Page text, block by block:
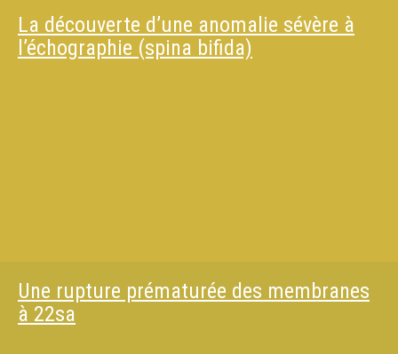
La découverte d’une anomalie sévère à
l’échographie (spina bifida)
Une rupture prématurée des membranes
à 22sa